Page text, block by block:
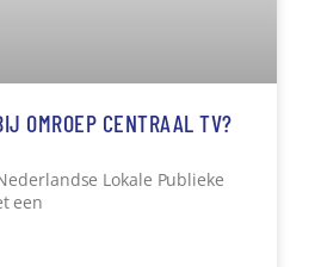
OMROEP CENTRAAL TV?
Lokale Publieke
een